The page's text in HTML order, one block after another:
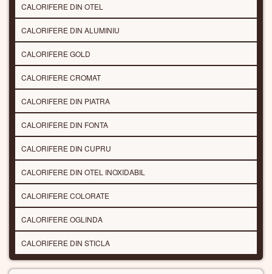
CALORIFERE DIN OTEL
CALORIFERE DIN ALUMINIU
CALORIFERE GOLD
CALORIFERE CROMAT
CALORIFERE DIN PIATRA
CALORIFERE DIN FONTA
CALORIFERE DIN CUPRU
CALORIFERE DIN OTEL INOXIDABIL
CALORIFERE COLORATE
CALORIFERE OGLINDA
CALORIFERE DIN STICLA